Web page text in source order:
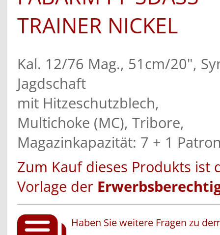
TRAINER NICKEL
Kal. 12/76 Mag., 51cm/20",
Jagdschaft
mit Hitzeschutzblech,
Multichoke (MC), Tribore,
Magazinkapazität: 7 + 1
Zum Kauf dieses Produkts ist
Vorlage der
Haben Sie weitere Fragen zu